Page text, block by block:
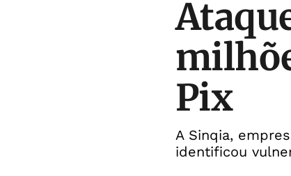
Pix
A Sinqia,
identificou